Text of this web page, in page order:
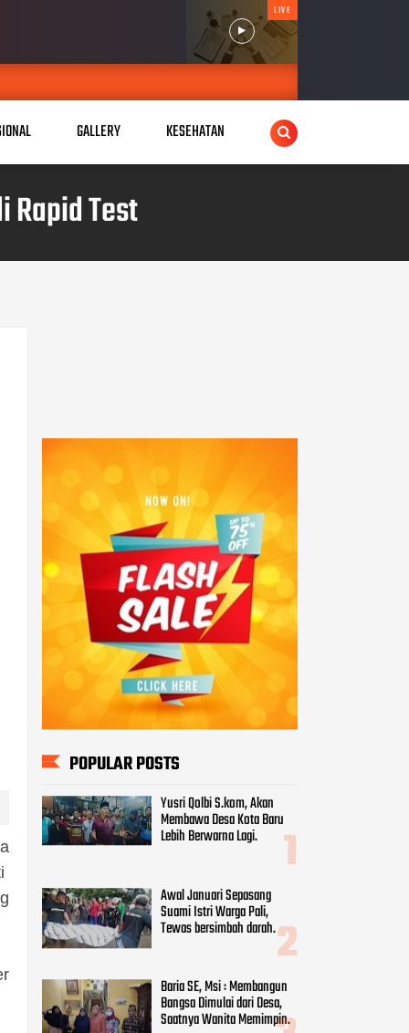
LIVE
GALLERY KESEHATAN
Rapid Test
POPULAR POSTS
Yusri Qolbi S.kom, Akan
Membawa Desa Kota Baru
Lebih Berwarna Lagi.
Awal Januari Sepasang
Suami Istri Warga Pali,
Tewas bersimbah darah.
Baria SE, Msi : Membangun
Bangsa Dimulai dari Desa,
Saatnya Wanita Memimpin.